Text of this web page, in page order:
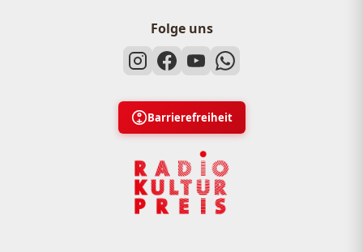
Folge uns
Barrierefreiheit